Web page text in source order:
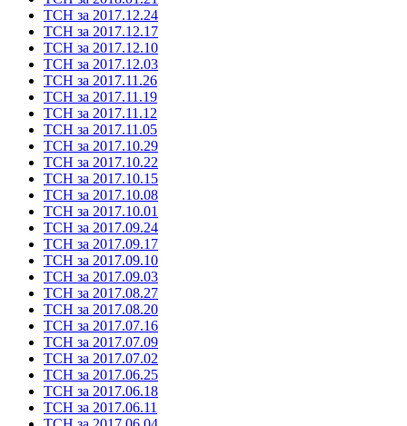
ТСН за 2017.12.24
ТСН за 2017.12.17
ТСН за 2017.12.10
ТСН за 2017.12.03
ТСН за 2017.11.26
ТСН за 2017.11.19
ТСН за 2017.11.12
ТСН за 2017.11.05
ТСН за 2017.10.29
ТСН за 2017.10.22
ТСН за 2017.10.15
ТСН за 2017.10.08
ТСН за 2017.10.01
ТСН за 2017.09.24
ТСН за 2017.09.17
ТСН за 2017.09.10
ТСН за 2017.09.03
ТСН за 2017.08.27
ТСН за 2017.08.20
ТСН за 2017.07.16
ТСН за 2017.07.09
ТСН за 2017.07.02
ТСН за 2017.06.25
ТСН за 2017.06.18
ТСН за 2017.06.11